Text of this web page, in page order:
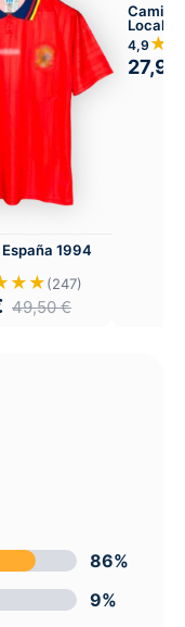
1994
(247)
49,50€
Local
4,9
27,99
86%
9%